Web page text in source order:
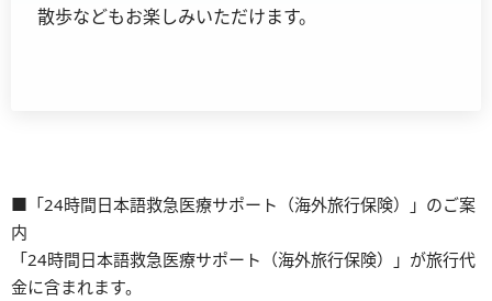
散歩などもお楽しみいただけます。
■「24時間日本語救急医療サポート（海外旅行保険）」のご案
内
「24時間日本語救急医療サポート（海外旅行保険）」が旅行代
金に含まれます。